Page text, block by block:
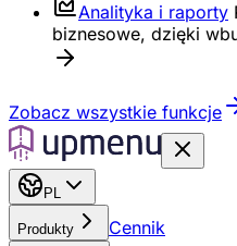
Analityka i raporty
biznesowe, dzięki
Zobacz wszystkie funkcje
PL
Produkty Cennik